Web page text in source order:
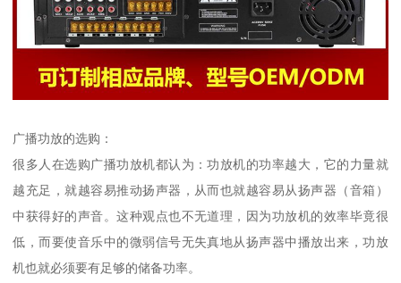
广播功放的选购：
很多人在选购广播功放机都认为：功放机的功率越大，它的力量就
越充足，就越容易推动扬声器，从而也就越容易从扬声器（音箱）
中获得好的声音。这种观点也不无道理，因为功放机的效率毕竟很
低，而要使音乐中的微弱信号无失真地从扬声器中播放出来，功放
机也就必须要有足够的储备功率。